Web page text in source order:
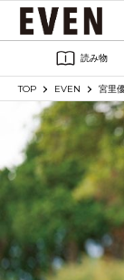
読み物
TOP EVEN 宮里